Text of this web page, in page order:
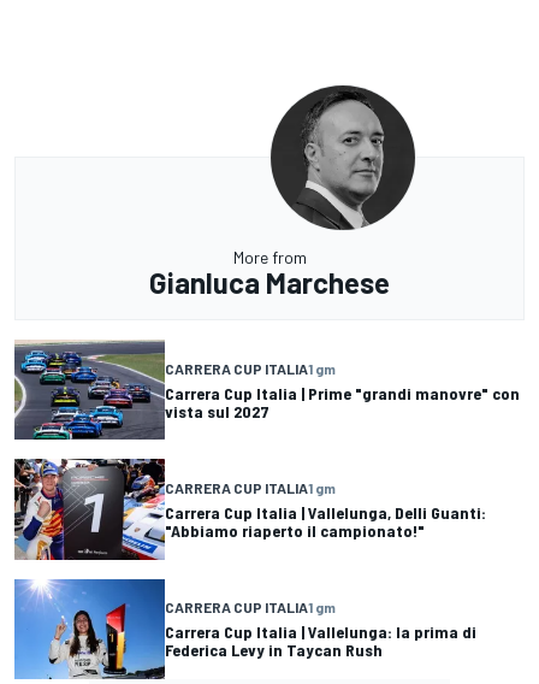
More from
Gianluca Marchese
CARRERA CUP ITALIA1 gm
Carrera Cup Italia | Prime "grandi manovre" con
vista sul 2027
CARRERA CUP ITALIA1 gm
Carrera Cup Italia | Vallelunga, Delli Guanti:
"Abbiamo riaperto il campionato!"
CARRERA CUP ITALIA1 gm
Carrera Cup Italia | Vallelunga: la prima di
Federica Levy in Taycan Rush